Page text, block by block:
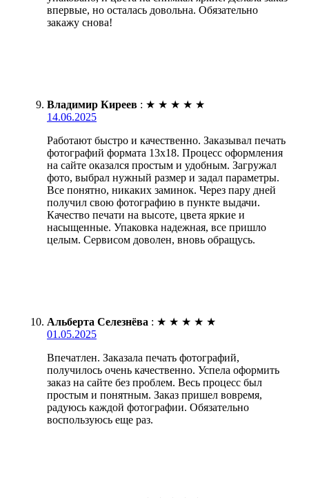
впервые, но осталась довольна. Обязательно
закажу снова!
Владимир Киреев : ★ ★ ★ ★ ★
14.06.2025
Работают быстро и качественно. Заказывал печать
фотографий формата 13х18. Процесс оформления
на сайте оказался простым и удобным. Загружал
фото, выбрал нужный размер и задал параметры.
Все понятно, никаких заминок. Через пару дней
получил свою фотографию в пункте выдачи.
Качество печати на высоте, цвета яркие и
насыщенные. Упаковка надежная, все пришло
целым. Сервисом доволен, вновь обращусь.
Альберта Селезнёва : ★ ★ ★ ★ ★
01.05.2025
Впечатлен. Заказала печать фотографий,
получилось очень качественно. Успела оформить
заказ на сайте без проблем. Весь процесс был
простым и понятным. Заказ пришел вовремя,
радуюсь каждой фотографии. Обязательно
воспользуюсь еще раз.